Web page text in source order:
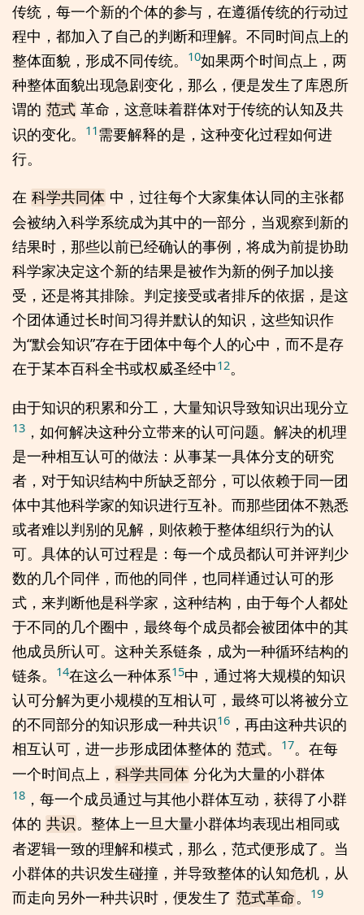
传统，每一个新的个体的参与，在遵循传统的行动过
程中，都加入了自己的判断和理解。不同时间点上的
整体面貌，形成不同传统。
10如果两个时间点上，两
种整体面貌出现急剧变化，那么，便是发生了库恩所
谓的 范式 革命，这意味着群体对于传统的认知及共
识的变化。
11需要解释的是，这种变化过程如何进
行。
在 科学共同体 中，过往每个大家集体认同的主张都
会被纳入科学系统成为其中的一部分，当观察到新的
结果时，那些以前已经确认的事例，将成为前提协助
科学家决定这个新的结果是被作为新的例子加以接
受，还是将其排除。判定接受或者排斥的依据，是这
个团体通过长时间习得并默认的知识，这些知识作
为“默会知识”存在于团体中每个人的心中，而不是存
在于某本百科全书或权威圣经中12。
由于知识的积累和分工，大量知识导致知识出现分立
13 ，如何解决这种分立带来的认可问题。解决的机理
是一种相互认可的做法：从事某一具体分支的研究
者，对于知识结构中所缺乏部分，可以依赖于同一团
体中其他科学家的知识进行互补。而那些团体不熟悉
或者难以判别的见解，则依赖于整体组织行为的认
可。具体的认可过程是：每一个成员都认可并评判少
数的几个同伴，而他的同伴，也同样通过认可的形
式，来判断他是科学家，这种结构，由于每个人都处
于不同的几个圈中，最终每个成员都会被团体中的其
他成员所认可。这种关系链条，成为一种循环结构的
链条。
14在这么一种体系15中，通过将大规模的知识
认可分解为更小规模的互相认可，最终可以将被分立
的不同部分的知识形成一种共识16 ，再由这种共识的
相互认可，进一步形成团体整体的 范式。 17。在每
一个时间点上， 科学共同体 分化为大量的小群体
18 ，每一个成员通过与其他小群体互动，获得了小群
体的 共识 。整体上一旦大量小群体均表现出相同或
者逻辑一致的理解和模式，那么，范式便形成了。当
小群体的共识发生碰撞，并导致整体的认知危机，从
而走向另外一种共识时，便发生了 范式革命。 19